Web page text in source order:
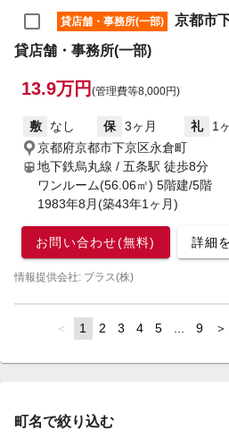
貸店舗・事務所(一部)
京都市
貸店舗・事務所(一部)
13.9万円 (管理費等8,000円)
敷 なし 保 3ヶ月 礼
1
京都府京都市下京区永倉町
地下鉄烏丸線 / 五条駅 徒歩8分
ワンルーム(56.06㎡) 5階建/5階
1983年8月(築43年1ヶ月)
お問い合わせ(無料) 詳細
情報提供会社: プラス(株)
page
You're
page
1 page
2 page
3 page
4 page
5 pagepage
9
町名で絞り込む